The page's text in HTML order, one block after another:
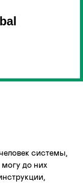
системы,
могу до них